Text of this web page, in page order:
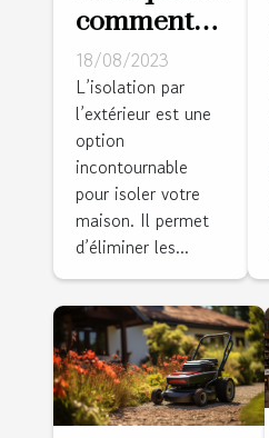
comment
isoler les
murs par
l’extérieur ?
18/08/2023
L’isolation par
l’extérieur est une
option
incontournable
pour isoler votre
maison. Il permet
d’éliminer les...